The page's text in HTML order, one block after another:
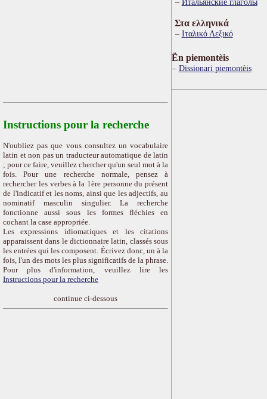
Instructions pour la recherche
N'oubliez pas que vous consultez un vocabulaire
latin et non pas un traducteur automatique de latin
; pour ce faire, veuillez chercher qu'un seul mot à la
fois. Pour une recherche normale, pensez à
rechercher les verbes à la 1ère personne du présent
de l'indicatif et les noms, ainsi que les adjectifs, au
nominatif masculin singulier. La recherche
fonctionne aussi sous les formes fléchies en
cochant la case appropriée.
Les expressions idiomatiques et les citations
apparaissent dans le dictionnaire latin, classés sous
les entrées qui les composent. Écrivez donc, un à la
fois, l'un des mots les plus significatifs de la phrase.
Pour plus d'information, veuillez lire les
Instructions pour la recherche
continue ci-dessous
Στα ελληνικά
Ιταλικό Λεξικό
Ën piemontèis
Dissionari piemontèis